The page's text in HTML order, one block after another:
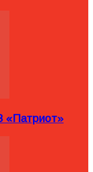
«Патриот»